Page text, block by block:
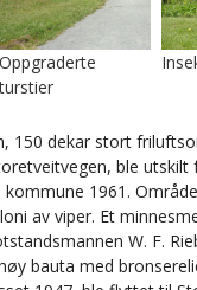
Oppgraderte
150 dekar stort
ble utskilt
1961.
av viper. Et
W. F.
bauta med